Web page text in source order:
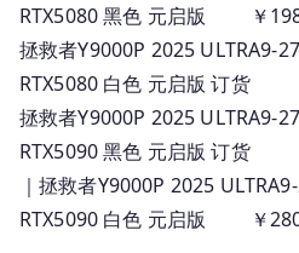
RTX5080 黑色 元启版 ￥
拯救者Y9000P 2025 ULTRA9-
RTX5080 白色 元启版 订货
拯救者Y9000P 2025 ULTRA9-
RTX5090 黑色 元启版 订货
｜拯救者Y9000P 2025
RTX5090 白色 元启版 ￥